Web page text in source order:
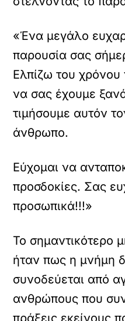
«Ένα μεγάλο
παρουσία σας
Ελπίζω του χρόνου
να σας έχουμε
τιμήσουμε αυτόν
άνθρωπο.
Εύχομαι να
προσδοκίες. Σας
προσωπικά!!!»
Το σημαντικότερο
ήταν πως η μνήμη
συνοδεύεται από
ανθρώπους που
πράξεις εκείνους